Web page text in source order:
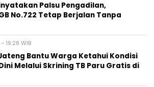
Palsu Pengadilan,
No.722 Tetap Berjalan Tanpa
19:28 WIB
Bantu Warga Ketahui Kondisi
Melalui Skrining TB Paru Gratis di